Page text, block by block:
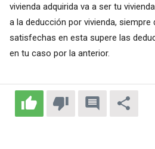
vivienda adquirida va a ser tu
a la deducción por vivienda, siempre
satisfechas en esta supere las
en tu caso por la anterior.